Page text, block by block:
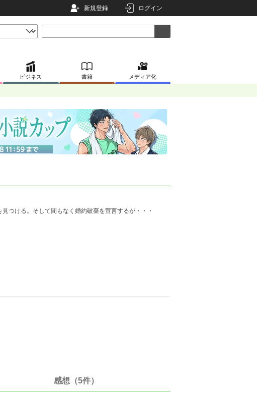
新規登録 ログイン
ビジネス 書籍 メディア化
つける。そして間もなく婚約破棄を宣言するが・・・
感想（5件）